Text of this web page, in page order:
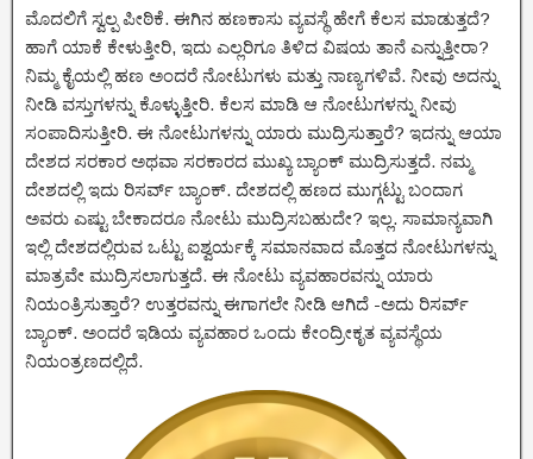
ಮೊದಲಿಗೆ ಸ್ವಲ್ಪ ಪೀಠಿಕೆ. ಈಗಿನ ಹಣಕಾಸು ವ್ಯವಸ್ಥೆ ಹೇಗೆ ಕೆಲಸ ಮಾಡುತ್ತದೆ?
ಹಾಗೆ ಯಾಕೆ ಕೇಳುತ್ತೀರಿ, ಇದು ಎಲ್ಲರಿಗೂ ತಿಳಿದ ವಿಷಯ ತಾನೆ ಎನ್ನುತ್ತೀರಾ?
ನಿಮ್ಮ ಕೈಯಲ್ಲಿ ಹಣ ಅಂದರೆ ನೋಟುಗಳು ಮತ್ತು ನಾಣ್ಯಗಳಿವೆ. ನೀವು ಅದನ್ನು
ನೀಡಿ ವಸ್ತುಗಳನ್ನು ಕೊಳ್ಳುತ್ತೀರಿ. ಕೆಲಸ ಮಾಡಿ ಆ ನೋಟುಗಳನ್ನು ನೀವು
ಸಂಪಾದಿಸುತ್ತೀರಿ. ಈ ನೋಟುಗಳನ್ನು ಯಾರು ಮುದ್ರಿಸುತ್ತಾರೆ? ಇದನ್ನು ಆಯಾ
ದೇಶದ ಸರಕಾರ ಅಥವಾ ಸರಕಾರದ ಮುಖ್ಯ ಬ್ಯಾಂಕ್ ಮುದ್ರಿಸುತ್ತದೆ. ನಮ್ಮ
ದೇಶದಲ್ಲಿ ಇದು ರಿಸರ್ವ್ ಬ್ಯಾಂಕ್. ದೇಶದಲ್ಲಿ ಹಣದ ಮುಗ್ಗಟ್ಟು ಬಂದಾಗ
ಅವರು ಎಷ್ಟು ಬೇಕಾದರೂ ನೋಟು ಮುದ್ರಿಸಬಹುದೇ? ಇಲ್ಲ. ಸಾಮಾನ್ಯವಾಗಿ
ಇಲ್ಲಿ ದೇಶದಲ್ಲಿರುವ ಒಟ್ಟು ಐಶ್ವರ್ಯಕ್ಕೆ ಸಮಾನವಾದ ಮೊತ್ತದ ನೋಟುಗಳನ್ನು
ಮಾತ್ರವೇ ಮುದ್ರಿಸಲಾಗುತ್ತದೆ. ಈ ನೋಟು ವ್ಯವಹಾರವನ್ನು ಯಾರು
ನಿಯಂತ್ರಿಸುತ್ತಾರೆ? ಉತ್ತರವನ್ನು ಈಗಾಗಲೇ ನೀಡಿ ಆಗಿದೆ -ಅದು ರಿಸರ್ವ್
ಬ್ಯಾಂಕ್. ಅಂದರೆ ಇಡಿಯ ವ್ಯವಹಾರ ಒಂದು ಕೇಂದ್ರೀಕೃತ ವ್ಯವಸ್ಥೆಯ
ನಿಯಂತ್ರಣದಲ್ಲಿದೆ.